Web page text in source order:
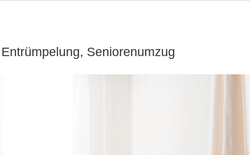
Seniorenumzug